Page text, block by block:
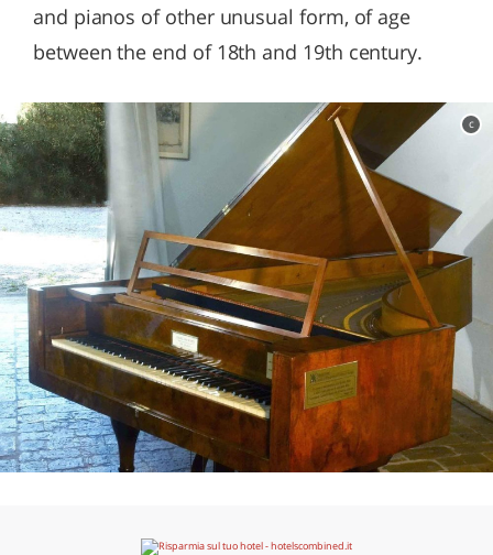
and pianos of other unusual form, of age
between the end of 18th and 19th century.
c